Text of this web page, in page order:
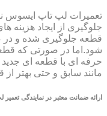
تعمیرات لپ تاپ ایسوس
جلوگیری از ایجاد هزینه
قطعه جلوگیری شده و در
شود.اما در صورتی که
حرفه ای با قطعه ای جدید
مانند سابق و حتی بهتر از
ارائه ضمانت معتبر در نمایندگی